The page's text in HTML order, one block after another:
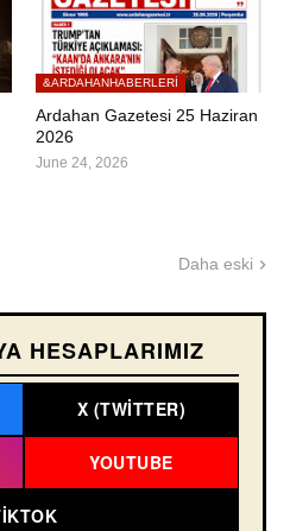
&ARDAHANHABERLERI
Ardahan Gazetesi 25 Haziran
2026
June 24, 2026
Daha eski
HESAPLARIMIZ
X (TWITTER)
YOUTUBE